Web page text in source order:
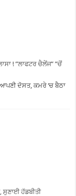
! ”ਲਾਫਟਰ ਚੈਲੇਂਜ” ”ਚੋਂ
ਆਪਣੀ ਦੋਸਤ, ਕਮਰੇ ‘ਚ ਬੈਠਾ
ਸੁਣਾਈ ਹੱਡਬੀਤੀ